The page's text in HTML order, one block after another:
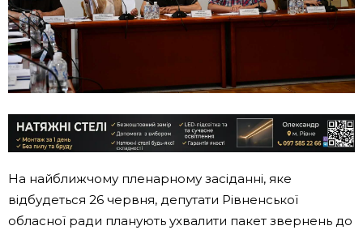
На найближчому пленарному засіданні, яке
відбудеться 26 червня, депутати Рівненської
обласної ради планують ухвалити пакет звернень до